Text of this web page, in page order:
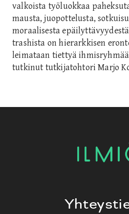
valkoista työluokkaa
mausta, juopottelusta,
moraalisesta
trashista on hierarkkisen
leimataan tiettyä
tutkinut tutkijatohtori Marjo